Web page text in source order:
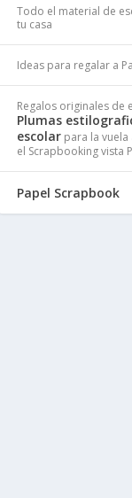
Todo el material de
tu casa
Ideas para regalar a
Regalos originales de
Plumas
escolar para la vuela
el Scrapbooking vista
Papel Scrapbook